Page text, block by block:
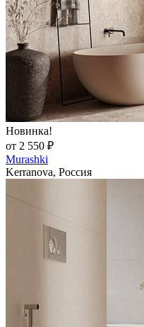
Новинка!
от 2 550 ₽
Murashki
Kerranova, Россия